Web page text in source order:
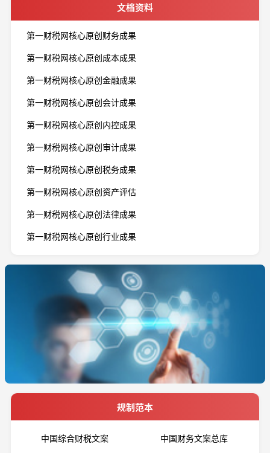
文档资料
第一财税网核心原创财务成果
第一财税网核心原创成本成果
第一财税网核心原创金融成果
第一财税网核心原创会计成果
第一财税网核心原创内控成果
第一财税网核心原创审计成果
第一财税网核心原创税务成果
第一财税网核心原创资产评估
第一财税网核心原创法律成果
第一财税网核心原创行业成果
规制范本
中国综合财税文案
中国财务文案总库